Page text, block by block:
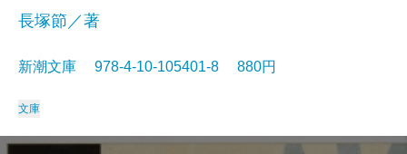
長塚節／著
新潮文庫 978-4-10-105401-8 880円
文庫